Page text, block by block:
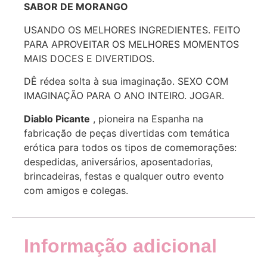
SABOR DE MORANGO
USANDO OS MELHORES INGREDIENTES. FEITO
PARA APROVEITAR OS MELHORES MOMENTOS
MAIS DOCES E DIVERTIDOS.
DÊ rédea solta à sua imaginação. SEXO COM
IMAGINAÇÃO PARA O ANO INTEIRO. JOGAR.
Diablo Picante , pioneira na Espanha na
fabricação de peças divertidas com temática
erótica para todos os tipos de comemorações:
despedidas, aniversários, aposentadorias,
brincadeiras, festas e qualquer outro evento
com amigos e colegas.
Informação adicional